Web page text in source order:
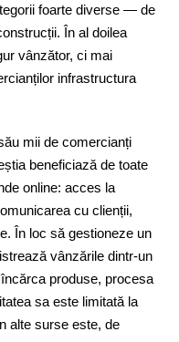
foarte diverse — de
În al doilea
vânzător, ci mai
infrastructura
mii de comercianți
beneficiază de toate
online: acces la
cu clienții,
În loc să gestioneze un
vânzările dintr-un
produse, procesa
sa este limitată la
alte surse este, de